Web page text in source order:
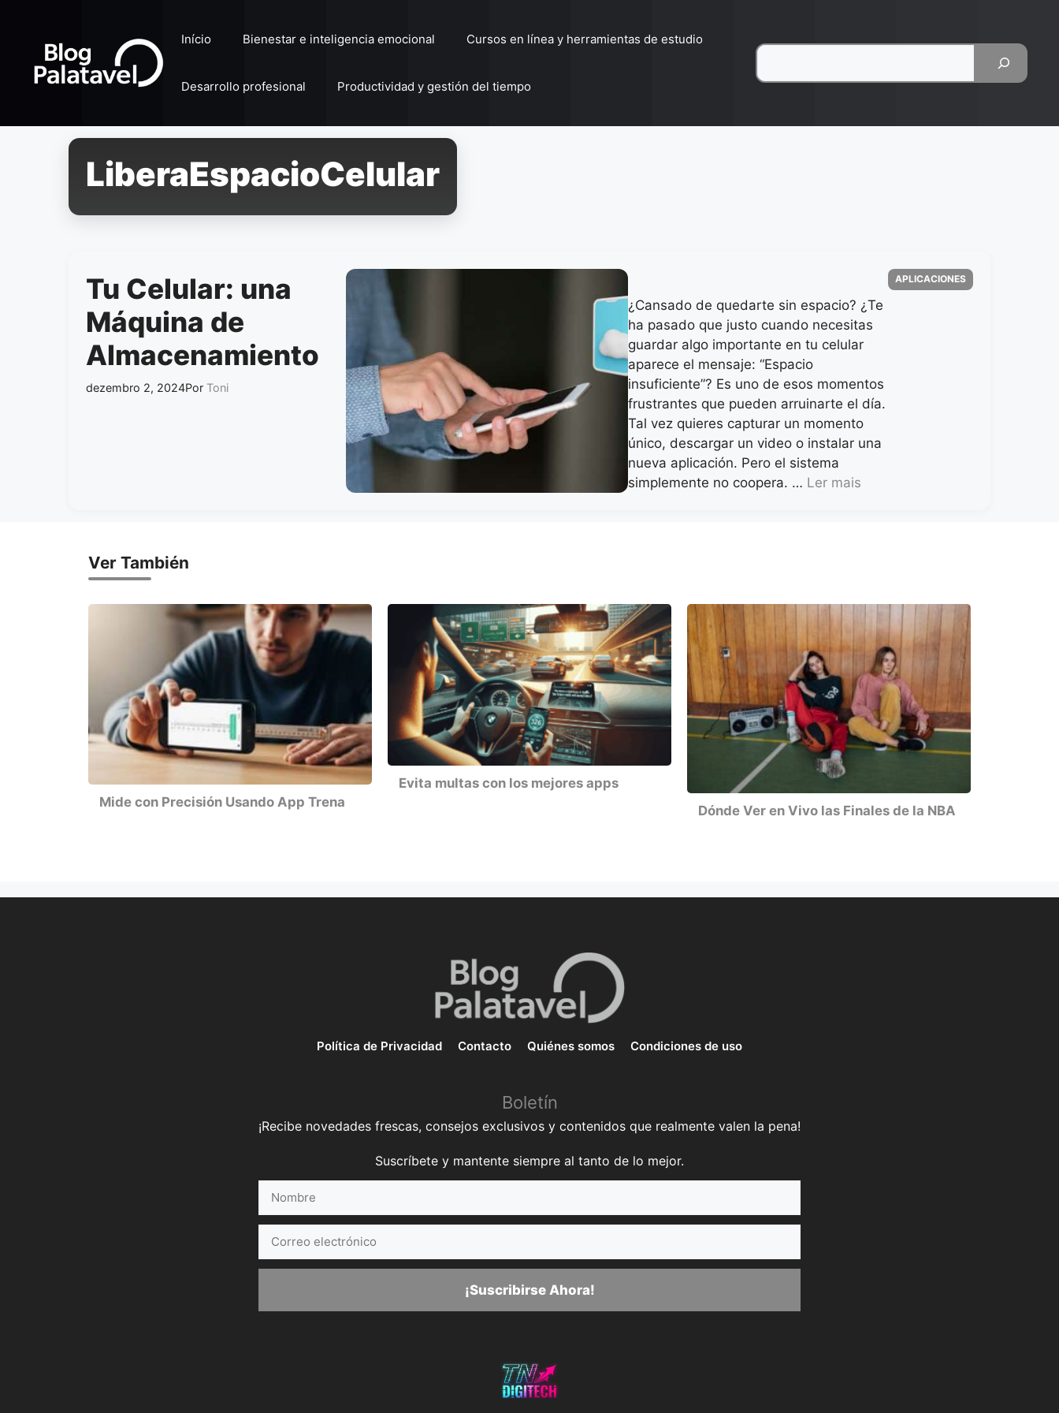
conteúdo
Início Bienestar e inteligencia emocional Cursos en línea y herramientas de estudio
Desarrollo profesional Productividad y gestión del tiempo
LiberaEspacioCelular
Tu Celular: una
Máquina de
Almacenamiento
dezembro 2, 2024Por Toni
¿Cansado de quedarte sin espacio? ¿Te
ha pasado que justo cuando necesitas
guardar algo importante en tu celular
aparece el mensaje: “Espacio
insuficiente”? Es uno de esos momentos
frustrantes que pueden arruinarte el día.
Tal vez quieres capturar un momento
único, descargar un video o instalar una
nueva aplicación. Pero el sistema
simplemente no coopera. … Ler mais
Categorias
APLICACIONES
Ver También
Mide con Precisión Usando App Trena
Evita multas con los mejores apps
Dónde Ver en Vivo las Finales de la NBA
Política de Privacidad Contacto Quiénes somos Condiciones de uso
Boletín
¡Recibe novedades frescas, consejos exclusivos y contenidos que realmente valen la pena!
Suscríbete y mantente siempre al tanto de lo mejor.
electrónico
¡Suscribirse Ahora!